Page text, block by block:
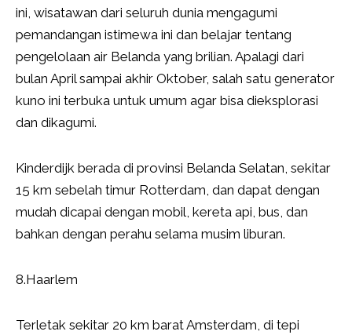
ini, wisatawan dari seluruh dunia mengagumi
pemandangan istimewa ini dan belajar tentang
pengelolaan air Belanda yang brilian. Apalagi dari
bulan April sampai akhir Oktober, salah satu generator
kuno ini terbuka untuk umum agar bisa dieksplorasi
dan dikagumi.
Kinderdijk berada di provinsi Belanda Selatan, sekitar
15 km sebelah timur Rotterdam, dan dapat dengan
mudah dicapai dengan mobil, kereta api, bus, dan
bahkan dengan perahu selama musim liburan.
8.Haarlem
Terletak sekitar 20 km barat Amsterdam, di tepi